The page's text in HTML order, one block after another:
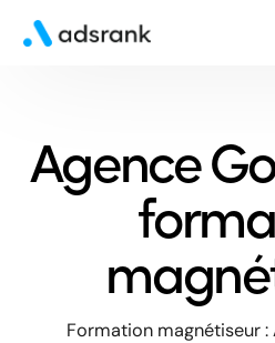
Agence
Formation magnétiseur